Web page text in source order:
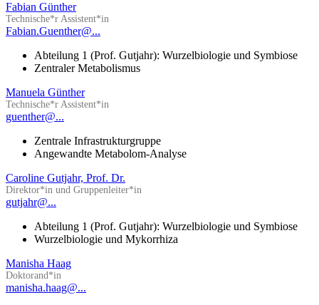
Fabian Günther
Technische*r Assistent*in
Fabian.Guenther@...
Abteilung 1 (Prof. Gutjahr): Wurzelbiologie und Symbiose
Zentraler Metabolismus
Manuela Günther
Technische*r Assistent*in
guenther@...
Zentrale Infrastrukturgruppe
Angewandte Metabolom-Analyse
Caroline Gutjahr, Prof. Dr.
Direktor*in und Gruppenleiter*in
gutjahr@...
Abteilung 1 (Prof. Gutjahr): Wurzelbiologie und Symbiose
Wurzelbiologie und Mykorrhiza
Manisha Haag
Doktorand*in
manisha.haag@...